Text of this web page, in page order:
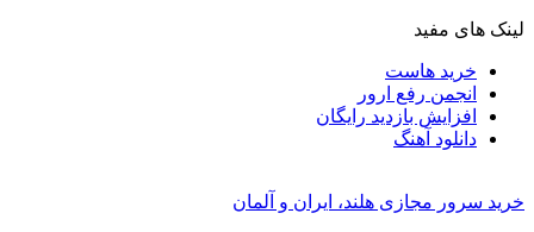
لینک های مفید
خرید هاست
انجمن رفع ارور
افزایش بازدید رایگان
دانلود آهنگ
خرید سرور مجازی هلند، ایران و آلمان